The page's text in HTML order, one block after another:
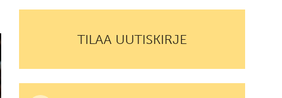
TILAA UUTISKIRJE